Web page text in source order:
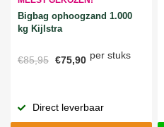
Bigbag ophoogzand 1.000
kg Kijlstra
€85,95 €75,90 per stuks
Direct leverbaar